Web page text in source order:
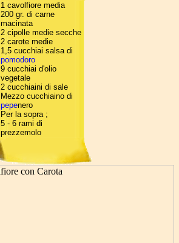
1 cavolfiore media
200 gr. di carne
macinata
2 cipolle medie secche
2 carote medie
1,5 cucchiai salsa di
pomodoro
9 cucchiai d'olio
vegetale
2 cucchiaini di sale
Mezzo cucchiaino di
pepenero
Per la sopra ;
5 - 6 rami di
prezzemolo